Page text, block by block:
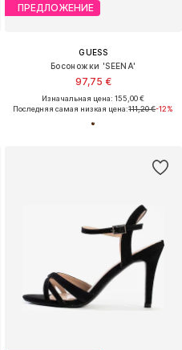
ПРЕДЛОЖЕНИЕ
GUESS
Босоножки 'SEENA'
97,75 €
Изначальная цена: 155,00 €
Последняя самая низкая цена:111,20 €-12%